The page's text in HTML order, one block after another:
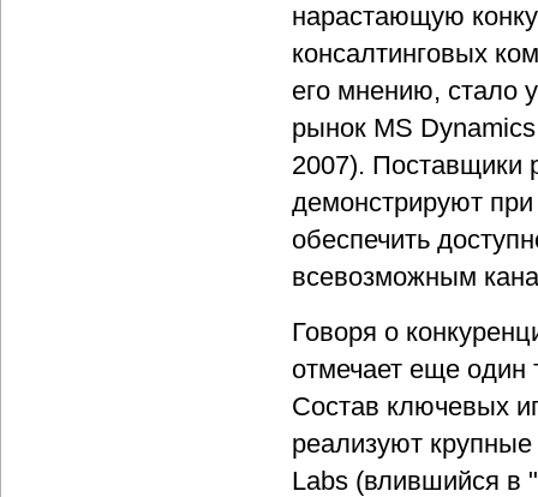
нарастающую
консалтинговых
его мнению, стало
рынок MS
2007). Поставщики
демонстрируют
обеспечить
всевозможным
Говоря о
отмечает еще один
Состав ключевых
реализуют
Labs (влившийся в